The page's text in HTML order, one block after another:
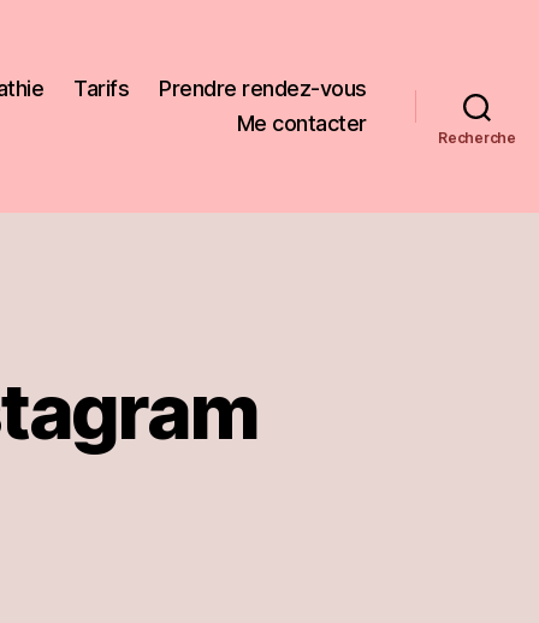
Tarifs
Prendre rendez-vous
Me contacter
Recherche